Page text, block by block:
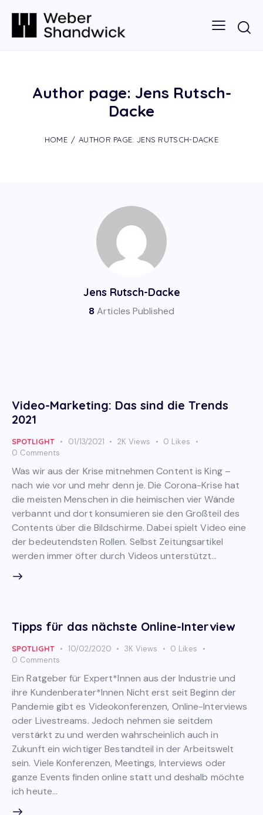
Author page: Jens Rutsch-
Dacke
HOME AUTHOR PAGE: JENS RUTSCH-DACKE
Jens Rutsch-Dacke
8Articles Published
Video-Marketing: Das sind die Trends
2021
SPOTLIGHT 01/13/2021 2K Views 0 Likes
0 Comments
Was wir aus der Krise mitnehmen Content is King –
nach wie vor und mehr denn je. Die Corona-Krise hat
die meisten Menschen in die heimischen vier Wände
verbannt und dort konsumieren sie den Großteil des
Contents über die Bildschirme. Dabei spielt Video eine
der bedeutendsten Rollen. Selbst Zeitungsartikel
werden immer öfter durch Videos unterstützt…
Tipps für das nächste Online-Interview
SPOTLIGHT 10/02/2020 3K Views 0 Likes
0 Comments
Ein Ratgeber für Expert*Innen aus der Industrie und
ihre Kundenberater*Innen Nicht erst seit Beginn der
Pandemie gibt es Videokonferenzen, Online-Interviews
oder Livestreams. Jedoch nehmen sie seitdem
verstärkt zu und werden wahrscheinlich auch in
Zukunft ein wichtiger Bestandteil in der Arbeitswelt
sein. Viele Konferenzen, Meetings, Interviews oder
ganze Events finden online statt und deshalb möchte
ich heute…